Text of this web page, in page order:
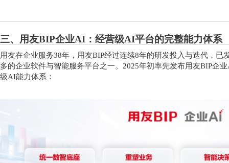
三、用友BIP企业AI：经营级AI平台的完整能力体系
用友在企业服务38年，用友BIP经过连续8年的研发投入与迭代，已
多的企业软件与智能服务平台之一。2025年初率先发布用友BIP企
级AI能力体系：